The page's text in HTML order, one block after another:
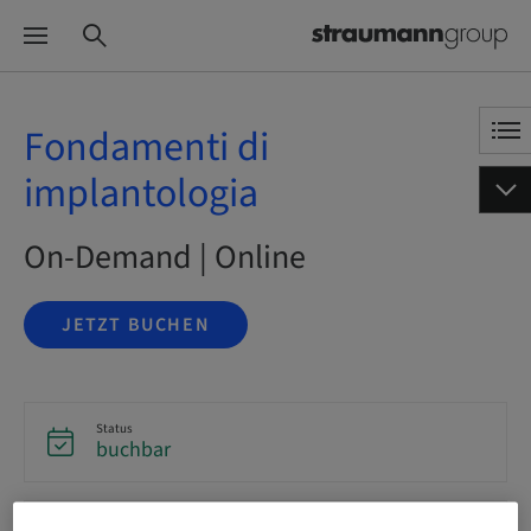
Fondamenti di
implantologia
On-Demand | Online
JETZT BUCHEN
Status
buchbar